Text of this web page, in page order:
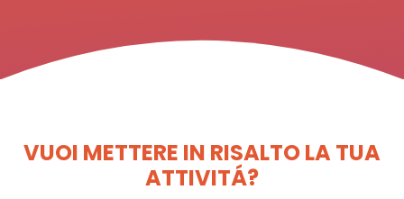
VUOI METTERE IN RISALTO LA TUA
ATTIVITÁ?